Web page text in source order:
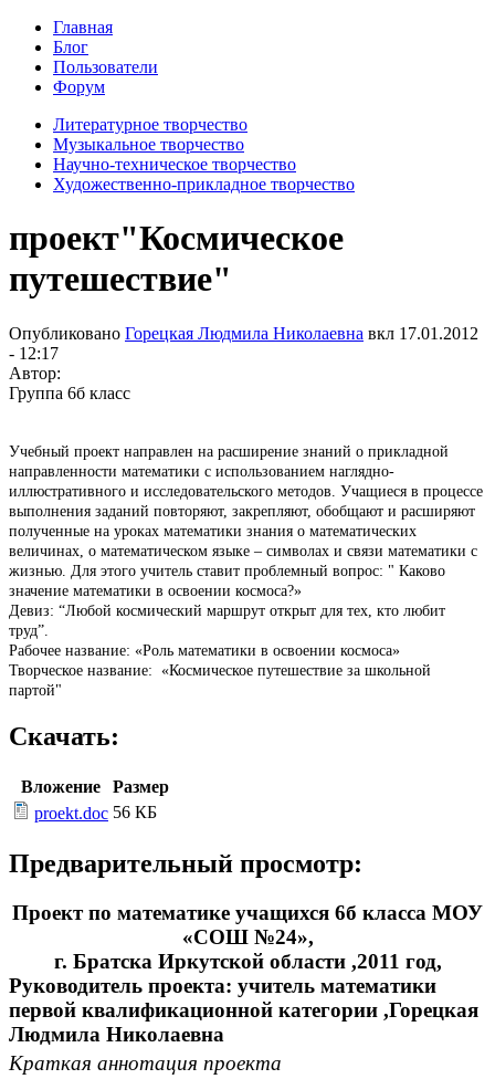
Главная
Блог
Пользователи
Форум
Литературное творчество
Музыкальное творчество
Научно-техническое творчество
Художественно-прикладное творчество
проект"Космическое
путешествие"
Опубликовано Горецкая Людмила Николаевна вкл 17.01.2012
- 12:17
Автор:
Группа 6б класс
Учебный проект направлен на расширение знаний о прикладной
направленности математики с использованием наглядно-
иллюстративного и исследовательского методов. Учащиеся в процессе
выполнения заданий повторяют, закрепляют, обобщают и расширяют
полученные на уроках математики знания о математических
величинах, о математическом языке – символах и связи математики с
жизнью. Для этого учитель ставит проблемный вопрос: " Каково
значение математики в освоении космоса?»
Девиз: “Любой космический маршрут открыт для тех, кто любит
труд”.
Рабочее название: «Роль математики в освоении космоса»
Творческое название: «Космическое путешествие за школьной
партой"
Скачать:
Вложение
Размер
proekt.doc 56 КБ
Предварительный просмотр:
Проект по математике учащихся 6б класса МОУ
«СОШ №24»,
г. Братска Иркутской области ,2011 год,
Руководитель проекта: учитель математики
первой квалификационной категории ,Горецкая
Людмила Николаевна
Краткая аннотация проекта